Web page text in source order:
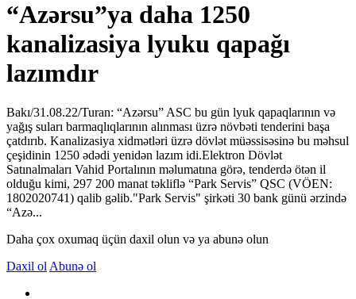
“Azərsu”ya daha 1250
kanalizasiya lyuku qapağı
lazımdır
Bakı/31.08.22/Turan: “Azərsu” ASC bu gün lyuk qapaqlarının və
yağış suları barmaqlıqlarının alınması üzrə növbəti tenderini başa
çatdırıb. Kanalizasiya xidmətləri üzrə dövlət müəssisəsinə bu məhsul
çeşidinin 1250 ədədi yenidən lazım idi.Elektron Dövlət
Satınalmaları Vahid Portalının məlumatına görə, tenderdə ötən il
olduğu kimi, 297 200 manat təkliflə “Park Servis” QSC (VÖEN:
1802020741) qalib gəlib."Park Servis" şirkəti 30 bank günü ərzində
“Azə...
Daha çox oxumaq üçün daxil olun və ya abunə olun
Daxil ol Abunə ol